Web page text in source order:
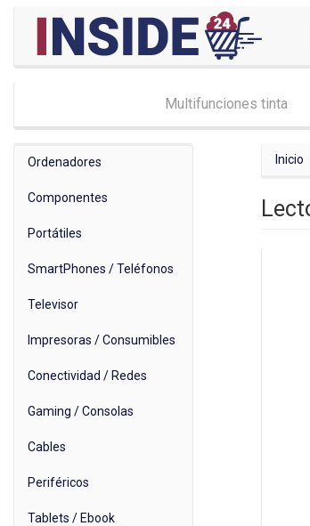
Multifunciones tinta
Ordenadores
Componentes
Portátiles
SmartPhones / Teléfonos
Televisor
Impresoras / Consumibles
Conectividad / Redes
Gaming / Consolas
Cables
Periféricos
Tablets / Ebook
Inicio